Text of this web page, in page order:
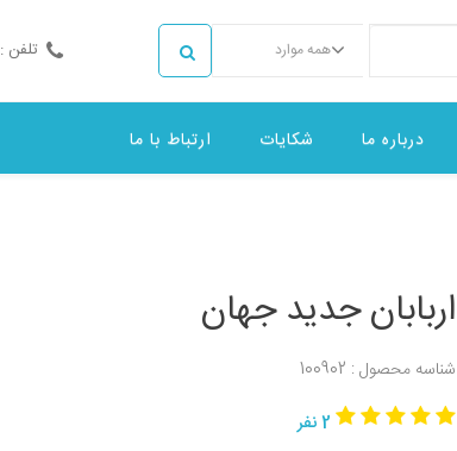
همه موارد تلفن :
درباره ما شکایات ارتباط با ما
اربابان جدید جهان
شناسه محصول : 100902
2 نفر